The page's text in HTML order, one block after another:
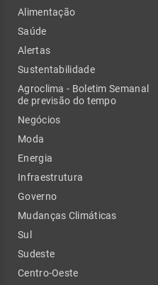
Alimentação
Saúde
Alertas
Sustentabilidade
Agroclima - Boletim Semanal
de previsão do tempo
Negócios
Moda
Energia
Infraestrutura
Governo
Mudanças Climáticas
Sul
Sudeste
Centro-Oeste